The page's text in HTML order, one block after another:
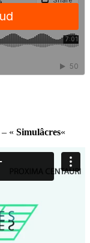
« Simulâcres«